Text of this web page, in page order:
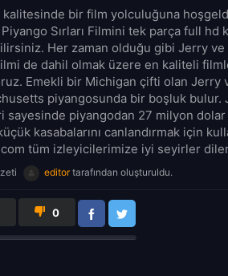
kalitesinde bir film yolculuğuna
Sırları Filmini tek parça full hd
Her zaman olduğu gibi Jerry ve
filmi de dahil olmak üzere en kaliteli
Emekli bir Michigan çifti olan Jerry
piyangosunda bir boşluk bulur.
sayesinde piyangodan 27 milyon dolar
kasabalarını canlandırmak için
tüm izleyicilerimize iyi seyirler
editortarafından oluşturuldu.
0